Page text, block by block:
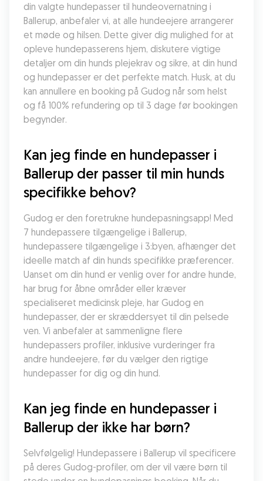
din valgte hundepasser til hundeovernatning i
Ballerup, anbefaler vi, at alle hundeejere arrangerer
et møde og hilsen. Dette giver dig mulighed for at
opleve hundepasserens hjem, diskutere vigtige
detaljer om din hunds plejekrav og sikre, at din hund
og hundepasser er det perfekte match. Husk, at du
kan annullere en booking på Gudog når som helst
og få 100% refundering op til 3 dage før bookingen
begynder.
Kan jeg finde en hundepasser i
Ballerup der passer til min hunds
specifikke behov?
Gudog er den foretrukne hundepasningsapp! Med
7 hundepassere tilgængelige i Ballerup,
hundepassere tilgængelige i 3:byen, afhænger det
ideelle match af din hunds specifikke præferencer.
Uanset om din hund er venlig over for andre hunde,
har brug for åbne områder eller kræver
specialiseret medicinsk pleje, har Gudog en
hundepasser, der er skræddersyet til din pelsede
ven. Vi anbefaler at sammenligne flere
hundepassers profiler, inklusive vurderinger fra
andre hundeejere, før du vælger den rigtige
hundepasser for dig og din hund.
Kan jeg finde en hundepasser i
Ballerup der ikke har børn?
Selvfølgelig! Hundepassere i Ballerup vil specificere
på deres Gudog-profiler, om der vil være børn til